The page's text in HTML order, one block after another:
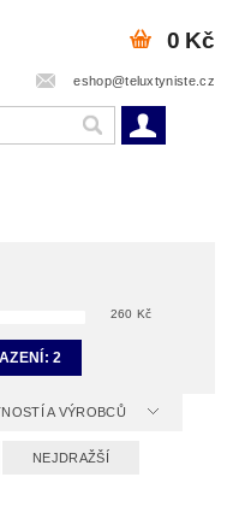
eshop@teluxtyniste.cz
0 Kč
260 Kč
2
A VÝROBCŮ
NEJDRAŽŠÍ